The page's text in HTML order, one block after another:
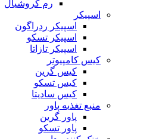
رم کروشیال
اسپیکر
اسپیکر ردراگون
اسپیکر تسکو
اسپیکر تازاتا
کیس کامپیوتر
کیس گرین
کیس تسکو
کیس سادیتا
منبع تغذیه‌ پاور
پاور گرین
پاور تسکو